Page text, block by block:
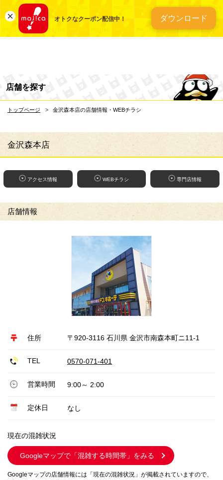
オトクなクーポン配信中！ ダウンロード
総合ディスカウント
店舗を探す
トップページ 金沢森本店の店舗情報・WEBチラシ
金沢森本店
アクセス情報 WEBチラシ 専門店情報
店舗情報
住所 〒920-3116 石川県 金沢市南森本町ニ11-1
TEL 0570-071-401
営業時間 9:00～ 2:00
定休日 なし
現在の混雑状況
Googleマップで 「混雑する時間帯」をみる
Googleマップの店舗情報には「現在の混雑状況」が掲載されていますので、